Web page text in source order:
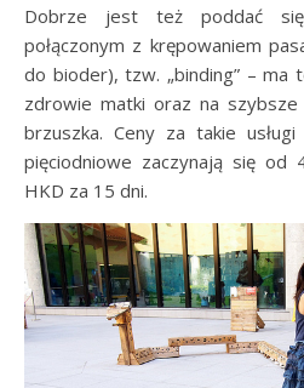
Dobrze jest też poddać się
połączonym z krępowaniem
do bioder), tzw. „binding” – ma
zdrowie matki oraz na szybsze
brzuszka. Ceny za takie
pięciodniowe zaczynają się
HKD za 15 dni.